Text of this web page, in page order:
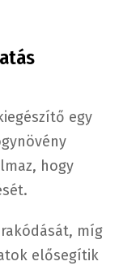
egy
hogy
míg
elősegítik